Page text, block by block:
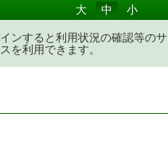
大 中 小
ンすると利用状況の確認等のサ
を利用できます。